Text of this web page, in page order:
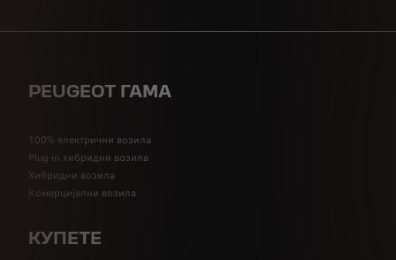
PEUGEOT ГАМА
100% електрични возила
Plug-in хибридни возила
Хибридни возила
Комерцијални возила
КУПЕТЕ